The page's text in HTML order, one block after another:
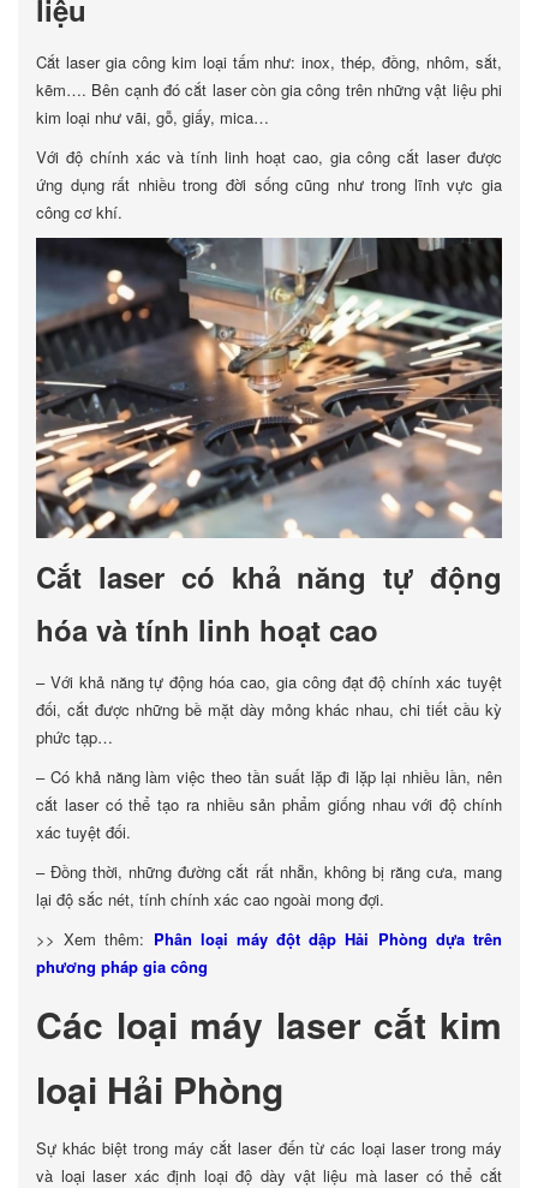
liệu
Cắt laser gia công kim loại tấm như: inox, thép, đồng, nhôm, sắt,
kẽm…. Bên cạnh đó cắt laser còn gia công trên những vật liệu phi
kim loại như vãi, gỗ, giấy, mica…
Với độ chính xác và tính linh hoạt cao, gia công cắt laser được
ứng dụng rất nhiều trong đời sống cũng như trong lĩnh vực gia
công cơ khí.
Cắt laser có khả năng tự động
hóa và tính linh hoạt cao
– Với khả năng tự động hóa cao, gia công đạt độ chính xác tuyệt
đối, cắt được những bề mặt dày mỏng khác nhau, chi tiết cầu kỳ
phức tạp…
– Có khả năng làm việc theo tần suất lặp đi lặp lại nhiều lần, nên
cắt laser có thể tạo ra nhiều sản phẩm giống nhau với độ chính
xác tuyệt đối.
– Đồng thời, những đường cắt rất nhẵn, không bị răng cưa, mang
lại độ sắc nét, tính chính xác cao ngoài mong đợi.
>> Xem thêm: Phân loại máy đột dập Hải Phòng dựa trên
phương pháp gia công
Các loại máy laser cắt kim
loại Hải Phòng
Sự khác biệt trong máy cắt laser đến từ các loại laser trong máy
và loại laser xác định loại độ dày vật liệu mà laser có thể cắt